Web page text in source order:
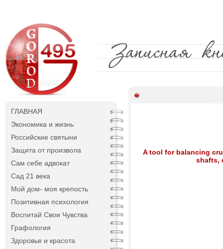
ГЛАВНАЯ
Экономика и жизнь
Российские святыни
Защита от произвола
Сам себе адвокат
Сад 21 века
Мой дом- моя крепость
Позитивная психология
Воспитай Свои Чувства
Графология
Здоровье и красота
A tool for balancing
shafts,